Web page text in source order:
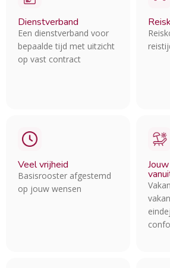
Dienstverband
Een dienstverband voor
bepaalde tijd met uitzicht
op vast contract
Veel vrijheid
Basisrooster afgestemd
op jouw wensen